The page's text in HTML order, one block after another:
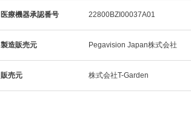
医療機器承認番号 22800BZI00037A01
製造販売元 Pegavision Japan株式会社
販売元 株式会社T-Garden